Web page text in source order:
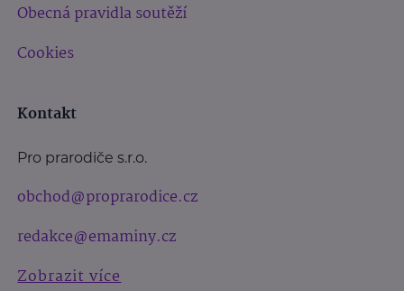
Obecná pravidla soutěží
Cookies
Kontakt
Pro prarodiče s.r.o.
obchod@proprarodice.cz
redakce@emaminy.cz
Zobrazit více